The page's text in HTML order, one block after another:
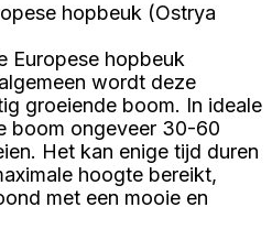
hopbeuk (Ostrya
Europese hopbeuk
wordt deze
groeiende boom. In ideale
boom ongeveer 30-60
Het kan enige tijd duren
hoogte bereikt,
met een mooie en